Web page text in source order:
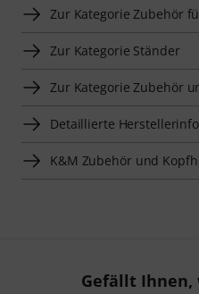
Zur Kategorie Zubehör
Zur Kategorie Ständer
Zur Kategorie Zubehör
Detaillierte
K&M Zubehör und
Gefällt Ihnen,